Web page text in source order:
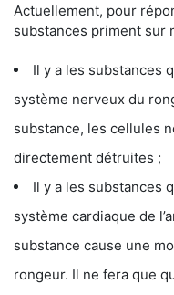
Actuellement, pour
substances priment sur
Il y a les substances
système nerveux du
substance, les cellules
directement détruites ;
Il y a les substances
système cardiaque de
substance cause une
rongeur. Il ne fera que